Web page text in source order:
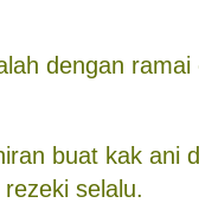
dengan
buat kak ani
selalu.